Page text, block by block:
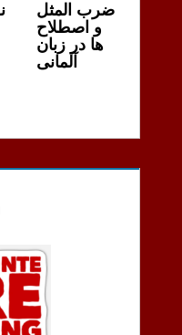
ضرب المثل
و اصطلاح
ها در زبان
آلمانی